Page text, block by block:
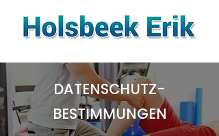
DATENSCHUTZ-
BESTIMMUNGEN